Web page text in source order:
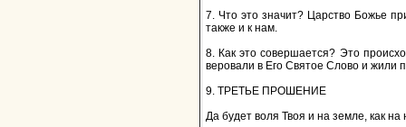
7. Что это значит? Царство Божье
также и к нам.
8. Как это совершается? Это
веровали в Его Святое Слово и жили
9. ТРЕТЬЕ ПРОШЕНИЕ
Да будет воля Твоя и на земле, как на